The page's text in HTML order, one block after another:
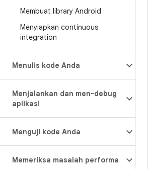
Membuat library Android
Menyiapkan continuous
integration
Menulis kode Anda
Menjalankan dan men-debug
aplikasi
Menguji kode Anda
Memeriksa masalah performa